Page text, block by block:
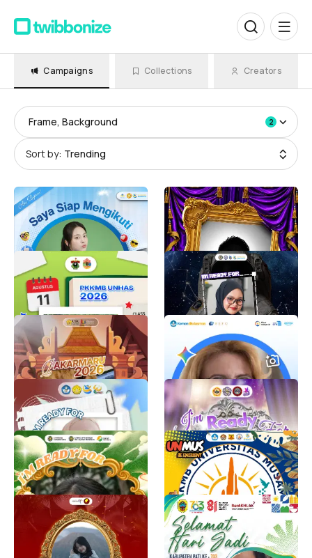
Campaigns Collections Creators
Frame, Background 2
Sort by: Trending
TWIBBON MABA UNPAM
2026 OFFICIAL
@kayxvier
5.3K
Twibbon MalikiMuda
Maliki Muda 2026
4.6K
PKKMB UNHAS 2026
PKKMB Unhas 2026
4.1K
twibbon MASTA IMM
UMKT 2026
ALDY FF 02
3.2K
Twibbon Pakarmaru USK
2026
Pakarmaru USK 2026
5.1K
Gemini Academy 2026 K12
REFO Indonesia
13K
PKKMB
PKKMB PNL 26
2K
PKKMB FKIP ULM
BEM FKIP ULM
1.6K
PKKMB USU 2026
Person Behind
5.6K
SUKSESKAN PKKMB
UNMUS 2026
TWIBBONIZE UNMUS
1.5K
Im Ready For Duta Pesona
Indonesia Batch 8
Duta Pesona Indonesia
HARI JADI KABUPATEN
PATI KE-703
Adhim Pratama
1.2K